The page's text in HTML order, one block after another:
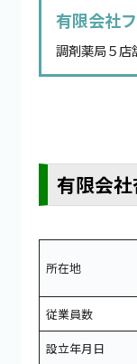
有限会社
調剤薬局５店
有限会
所在地
従業員数
設立年月日